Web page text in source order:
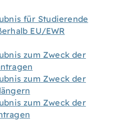
für Studierende
EU/EWR
zum Zweck der
zum Zweck der
zum Zweck der